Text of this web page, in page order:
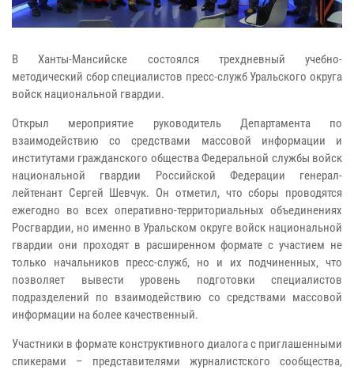
В Ханты-Мансийске состоялся трехдневный учебно-
методический сбор специалистов пресс-служб Уральского округа
войск национальной гвардии.
Открыл мероприятие руководитель Департамента по
взаимодействию со средствами массовой информации и
институтами гражданского общества Федеральной службы войск
национальной гвардии Российской Федерации генерал-
лейтенант Сергей Шевчук. Он отметил, что сборы проводятся
ежегодно во всех оперативно-территориальных объединениях
Росгвардии, но именно в Уральском округе войск национальной
гвардии они проходят в расширенном формате с участием не
только начальников пресс-служб, но и их подчиненных, что
позволяет вывести уровень подготовки специалистов
подразделений по взаимодействию со средствами массовой
информации на более качественный.
Участники в формате конструктивного диалога с приглашенными
спикерами – представителями журналистского сообщества,